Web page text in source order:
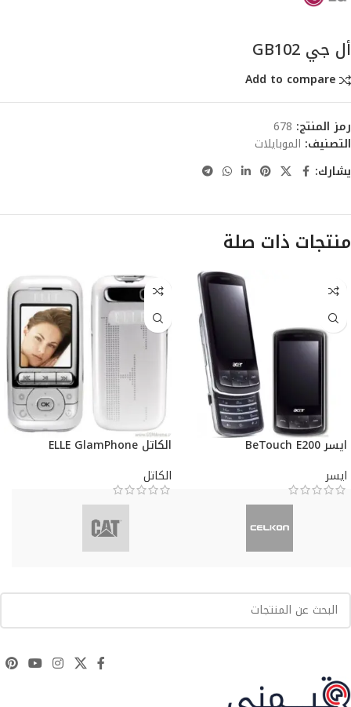
أل جي GB102
Add to compare
رمز المنتج: 678
التصنيف: الموبايلات
يشارك:
منتجات ذات صلة
ايسر BeTouch E200
ايسر
الكاتل ELLE GlamPhone
الكاتل